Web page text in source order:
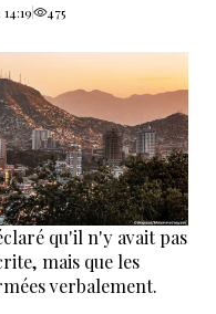
475
qu'il n'y avait pas
mais que les
verbalement.